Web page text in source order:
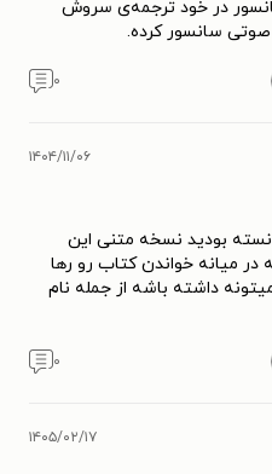
در خود ترجمه‌ی سروش
صوتی سانسور کرده.
۰
۱۴۰۴/۱۱/۰۶
بودید نسخه متنی این
میانه خواندن کتاب رو رها
داشته باشه از جمله نام
۰
۱۴۰۵/۰۲/۱۷